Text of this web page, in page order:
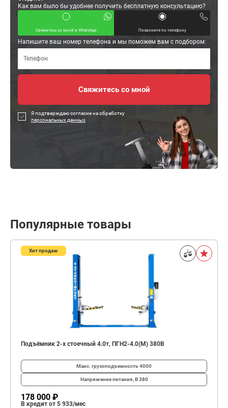
Как вам было бы удобнее получить бесплатную консультацию?
Свяжитесь со мной в WhatsApp Позвоните по телефону
Напишите ваш номер телефона и мы поможем вам с подбором:
Я подтверждаю согласие на обработку
персональных данных
Популярные товары
Хит продаж
Подъёмник 2-х стоечный 4.0т, ПГН2-4.0(М) 380В
Макс. грузоподъемность4000
Напряжение питания, В380
178 000 ₽
В кредит от 5 933/мес